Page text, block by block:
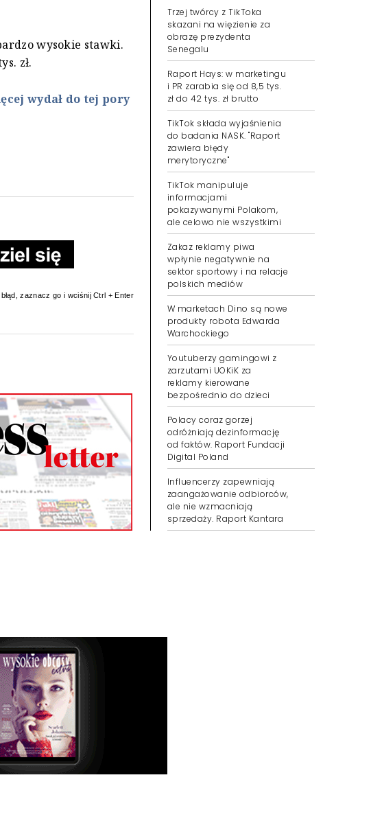
wysokie stawki.
zł.
wydał do tej pory
zaznacz go i wciśnij Ctrl + Enter
Trzej twórcy z TikToka
skazani na więzienie za
obrazę prezydenta
Senegalu
Raport Hays: w marketingu
i PR zarabia się od 8,5 tys.
zł do 42 tys. zł brutto
TikTok składa wyjaśnienia
do badania NASK. "Raport
zawiera błędy
merytoryczne"
TikTok manipuluje
informacjami
pokazywanymi Polakom,
ale celowo nie wszystkimi
Zakaz reklamy piwa
wpłynie negatywnie na
sektor sportowy i na relacje
polskich mediów
W marketach Dino są nowe
produkty robota Edwarda
Warchockiego
Youtuberzy gamingowi z
zarzutami UOKiK za
reklamy kierowane
bezpośrednio do dzieci
Polacy coraz gorzej
odróżniają dezinformację
od faktów. Raport Fundacji
Digital Poland
Influencerzy zapewniają
zaangażowanie odbiorców,
ale nie wzmacniają
sprzedaży. Raport Kantara